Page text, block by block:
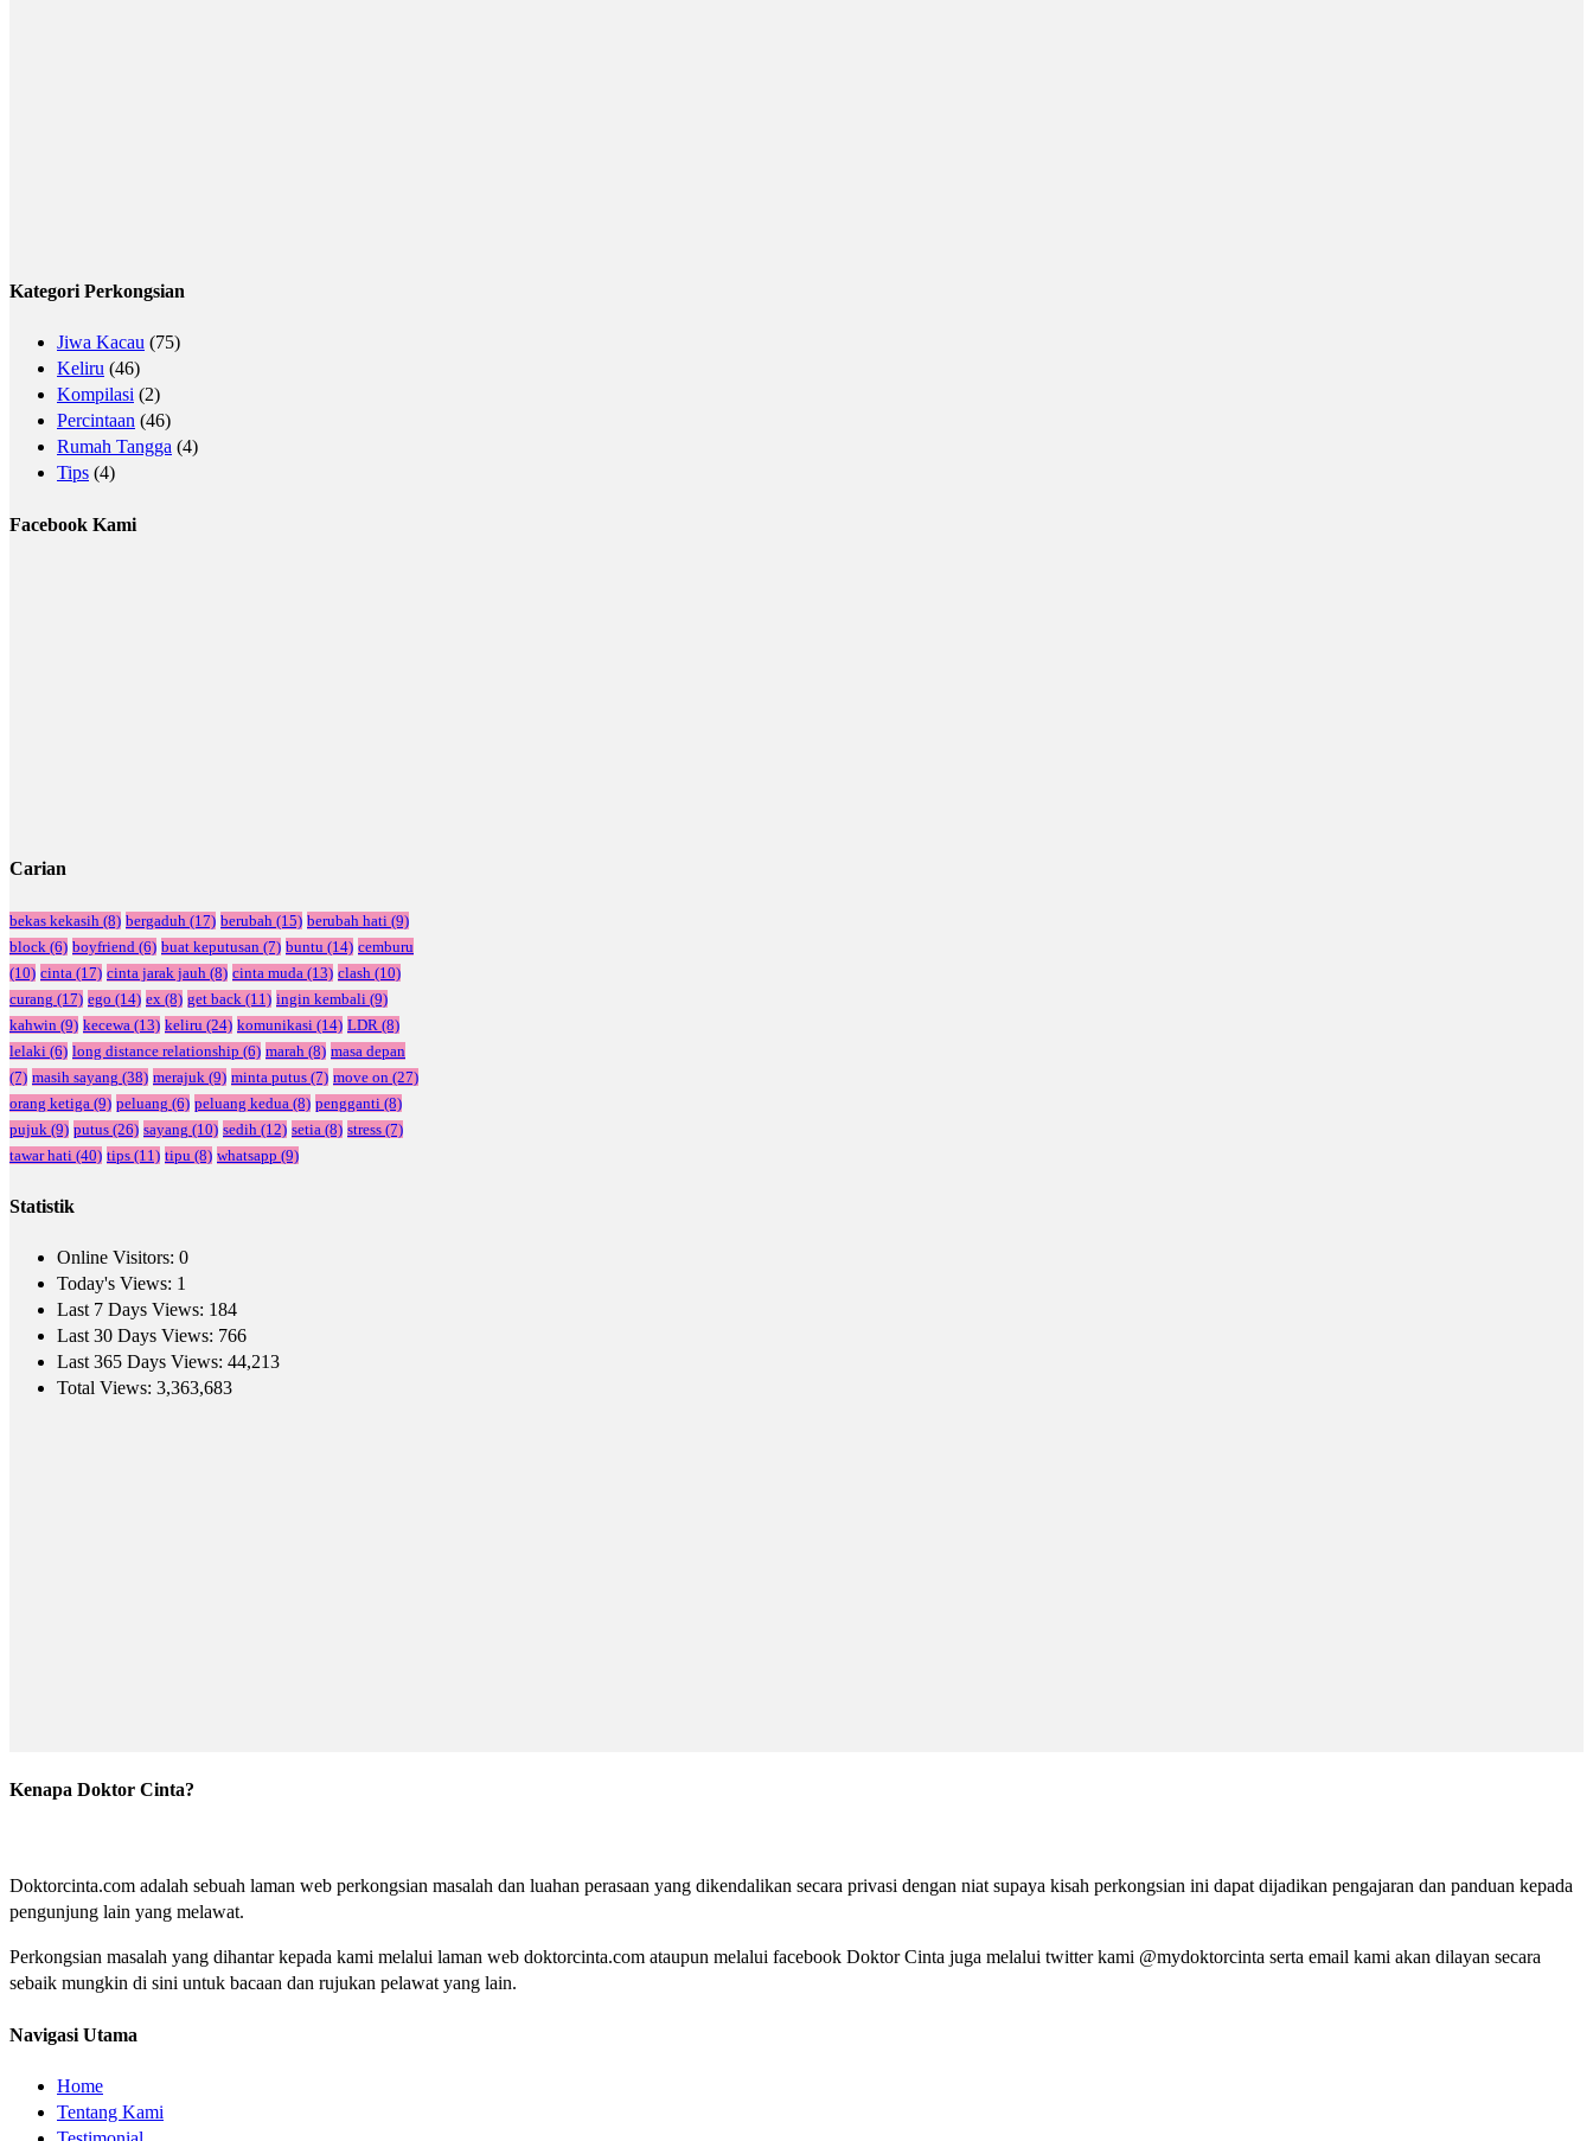
Kategori Perkongsian
Jiwa Kacau (75)
Keliru (46)
Kompilasi (2)
Percintaan (46)
Rumah Tangga (4)
Tips (4)
Facebook Kami
Carian
bekas kekasih (8) bergaduh (17) berubah (15) berubah hati (9)
block (6) boyfriend (6) buat keputusan (7) buntu (14) cemburu
(10) cinta (17) cinta jarak jauh (8) cinta muda (13) clash (10)
curang (17) ego (14) ex (8) get back (11) ingin kembali (9)
kahwin (9) kecewa (13) keliru (24) komunikasi (14) LDR (8)
lelaki (6) long distance relationship (6) marah (8) masa depan
(7) masih sayang (38) merajuk (9) minta putus (7) move on (27)
orang ketiga (9) peluang (6) peluang kedua (8) pengganti (8)
pujuk (9) putus (26) sayang (10) sedih (12) setia (8) stress (7)
tawar hati (40) tips (11) tipu (8) whatsapp (9)
Statistik
Online Visitors: 0
Today's Views: 1
Last 7 Days Views: 184
Last 30 Days Views: 766
Last 365 Days Views: 44,213
Total Views: 3,363,683
Kenapa Doktor Cinta?
Doktorcinta.com adalah sebuah laman web perkongsian masalah dan luahan perasaan yang dikendalikan secara privasi dengan niat supaya kisah perkongsian ini dapat dijadikan pengajaran dan panduan kepada
pengunjung lain yang melawat.
Perkongsian masalah yang dihantar kepada kami melalui laman web doktorcinta.com ataupun melalui facebook Doktor Cinta juga melalui twitter kami @mydoktorcinta serta email kami akan dilayan secara
sebaik mungkin di sini untuk bacaan dan rujukan pelawat yang lain.
Navigasi Utama
Home
Tentang Kami